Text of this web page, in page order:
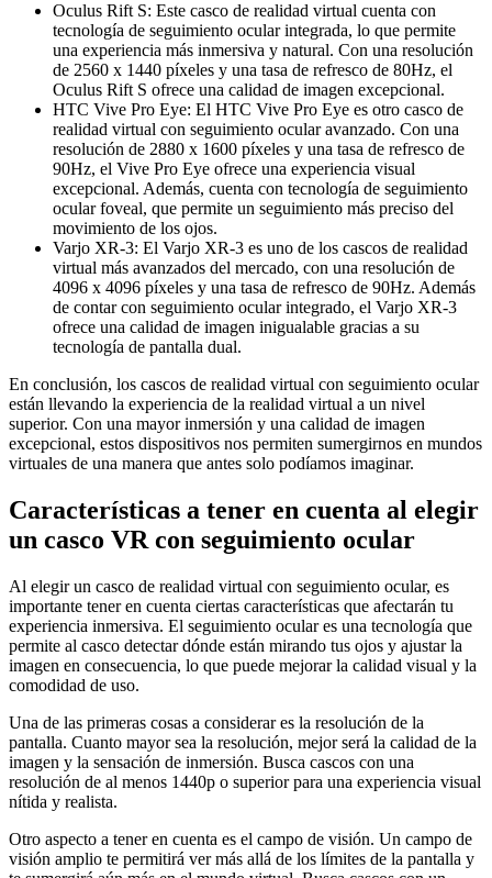
Oculus Rift S: Este casco de realidad virtual cuenta con
tecnología de seguimiento ocular integrada, lo que permite
una experiencia más inmersiva y natural. Con una resolución
de 2560 x 1440 píxeles y una tasa de refresco de 80Hz, el
Oculus Rift S ofrece una calidad de imagen excepcional.
HTC Vive Pro Eye: El HTC Vive Pro Eye es otro casco de
realidad virtual con seguimiento ocular avanzado. Con una
resolución de 2880 x 1600 píxeles y una tasa de refresco de
90Hz, el Vive Pro Eye ofrece una experiencia visual
excepcional. Además, cuenta con tecnología de seguimiento
ocular foveal, que permite un seguimiento más preciso del
movimiento de los ojos.
Varjo XR-3: El Varjo XR-3 es uno de los cascos de realidad
virtual más avanzados del mercado, con una resolución de
4096 x 4096 píxeles y una tasa de refresco de 90Hz. Además
de contar con seguimiento ocular integrado, el Varjo XR-3
ofrece una calidad de imagen inigualable gracias a su
tecnología de pantalla dual.
En conclusión, los cascos de realidad virtual con seguimiento ocular
están llevando la experiencia de la realidad virtual a un nivel
superior. Con una mayor inmersión y una calidad de imagen
excepcional, estos dispositivos nos permiten sumergirnos en mundos
virtuales de una manera que antes solo podíamos imaginar.
Características a tener en cuenta al elegir
un casco VR con seguimiento ocular
Al elegir un casco de realidad virtual con seguimiento ocular, es
importante tener en cuenta ciertas características que afectarán tu
experiencia inmersiva. El seguimiento ocular es una tecnología que
permite al casco detectar dónde están mirando tus ojos y ajustar la
imagen en consecuencia, lo que puede mejorar la calidad visual y la
comodidad de uso.
Una de las primeras cosas a considerar es la resolución de la
pantalla. Cuanto mayor sea la resolución, mejor será la calidad de la
imagen y la sensación de inmersión. Busca cascos con una
resolución de al menos 1440p o superior para una experiencia visual
nítida y realista.
Otro aspecto a tener en cuenta es el campo de visión. Un campo de
visión amplio te permitirá ver más allá de los límites de la pantalla y